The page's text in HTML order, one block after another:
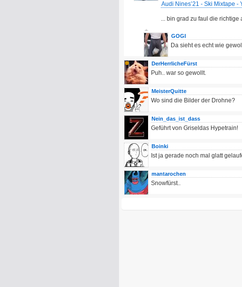
Audi Nines’21 - Ski Mixtape -
... bin grad zu faul die richtige
GOGI
Da sieht es echt wie
DerHerrlicheFürst
Puh.. war so gewollt.
MeisterQuitte
Wo sind die Bilder der Drohne?
Nein_das_ist_dass
Geführt von Griseldas Hypetrain!
Boinki
Ist ja gerade noch mal glatt
mantarochen
Snowfürst..